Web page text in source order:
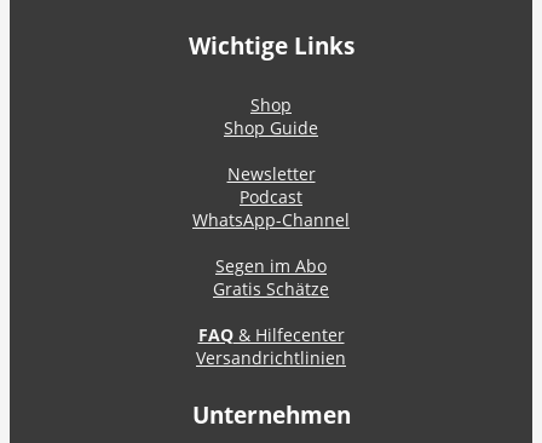
Wichtige Links
Shop
Shop Guide
Newsletter
Podcast
WhatsApp-Channel
Segen im Abo
Gratis Schätze
FAQ& Hilfecenter
Versandrichtlinien
Unternehmen